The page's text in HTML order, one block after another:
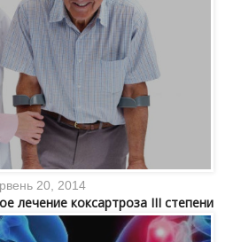
20, 2014
лечение коксартроза III степени